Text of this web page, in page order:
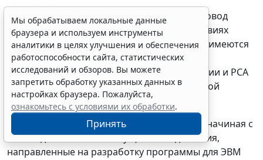
Суд первой инстанции также рассмотрел довод
общества "КИТ ОЦЕНКА" о том, что в действиях
Банка России и РСА по подаче возражения имеются
признаки злоупотребления правом,
мотивированный отсутствием у Банка России и РСА
законного интереса в оспаривании правовой
охраны спорного товарного знака.
Суд первой инстанции констатировал, что начиная с
2016 года Банк России осуществлял действия,
направленные на разработку программы для ЭВМ
Мы обрабатываем локальные данные
браузера и используем инструменты
аналитики в целях улучшения и обеспечения
работоспособности сайта, статистических
исследований и обзоров. Вы можете
запретить обработку указанных данных в
настройках браузера. Пожалуйста,
ознакомьтесь с условиями их обработки.
Принять